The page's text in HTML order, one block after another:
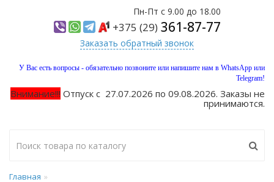
Пн-Пт с 9.00 до 18.00
+375 (29) 361-87-77
Заказать обратный звонок
У Вас есть вопросы - обязательно позвоните или напишите нам в WhatsApp или
Telegram!
Внимание!!! Отпуск с 27.07.2026 по 09.08.2026. Заказы не
принимаются.
Главная